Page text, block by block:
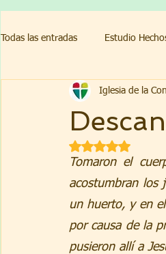
Todas las entradas Estudio
Devocionales Pascua 2022
Iglesia de la
Obtuvo NaN de
Tomaron el
acostumbran los
un huerto, y en
por causa de la
pusieron allí a